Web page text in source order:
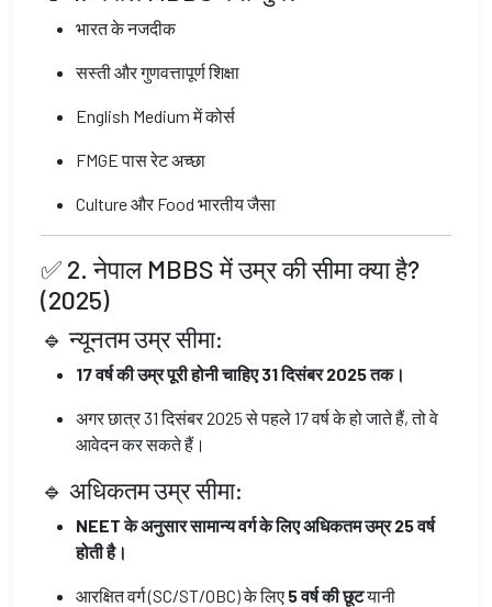
भारत के नजदीक
सस्ती और गुणवत्तापूर्ण शिक्षा
English Medium में कोर्स
FMGE पास रेट अच्छा
Culture और Food भारतीय जैसा
✅ 2. नेपाल MBBS में उम्र की सीमा क्या है?
(2025)
🔹 न्यूनतम उम्र सीमा:
17 वर्ष की उम्र पूरी होनी चाहिए 31 दिसंबर 2025 तक।
अगर छात्र 31 दिसंबर 2025 से पहले 17 वर्ष के हो जाते हैं, तो वे
आवेदन कर सकते हैं।
🔹 अधिकतम उम्र सीमा:
NEET के अनुसार सामान्य वर्ग के लिए अधिकतम उम्र 25 वर्ष
होती है।
आरक्षित वर्ग (SC/ST/OBC) के लिए 5 वर्ष की छूटयानी